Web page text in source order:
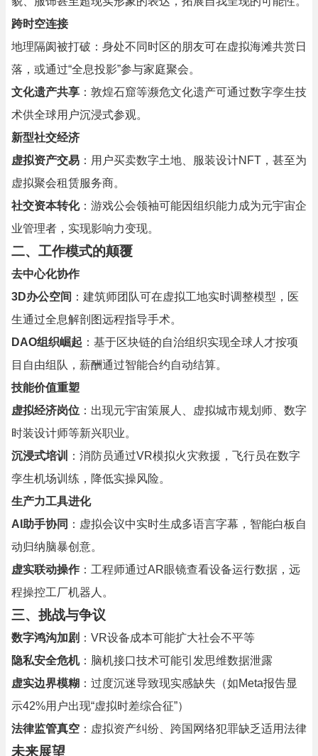
跨时空连接
地理隔阂被打破：身处不同时区的朋友可在虚拟海滩共赏日
落，或通过“全息投影”参与家庭聚会。
文化遗产共享 ：敦煌石窟等濒危文化遗产可通过数字孪生技
术供全球用户沉浸式参观。
新型社交经济
虚拟资产交易 ：用户买卖数字土地、服装设计NFT，甚至为
虚拟聚会租赁服务商。
社交资本转化：游戏公会领袖可能因组织能力成为元宇宙企
业管理者，实现影响力变现。
二、工作模式的颠覆
去中心化协作
3D办公空间 ：建筑师团队可在虚拟工地实时调整模型，医
生通过全息解剖图远程指导手术。
DAO组织崛起 ：基于区块链的自治组织实现全球人才按项
目自由组队，薪酬通过智能合约自动结算。
技能价值重塑
虚拟经济岗位 ：出现元宇宙策展人、虚拟城市规划师、数字
时装设计师等新兴职业。
沉浸式培训
：消防员通过VR模拟火灾救援，飞行员在数字
孪生机场训练，降低实操风险。
生产力工具进化
AI助手协同 ：虚拟会议中实时生成多语言字幕，智能白板自
动归纳脑暴创意。
虚实联动操作 ：工程师通过AR眼镜查看设备运行数据，远
程操控工厂机器人。
三、挑战与争议
数字鸿沟加剧 ：VR设备成本可能扩大社会不平等
隐私安全危机：脑机接口技术可能引发思维数据泄露
虚实边界模糊 ：过度沉迷导致现实感缺失（如Meta报告显
示42%用户出现“虚拟时差综合征”）
法律监管真空 ：虚拟资产纠纷、跨国网络犯罪缺乏适用法律
未来展望